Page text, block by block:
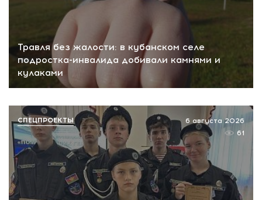
Травля без жалости: в кубанском селе
подростка-инвалида добивали камнями и
кулаками
6 августа 2026
61
СПЕЦПРОЕКТЫ